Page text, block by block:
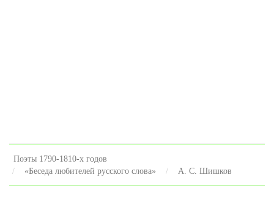
Поэты 1790-1810-х годов
«Беседа любителей русского слова»
А. С. Шишков